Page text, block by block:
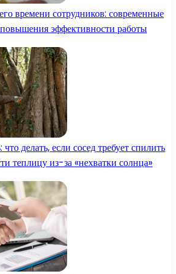
времени сотрудников: современные
эффективности работы
делать, если сосед требует спилить
теплицу из-за «нехватки солнца»